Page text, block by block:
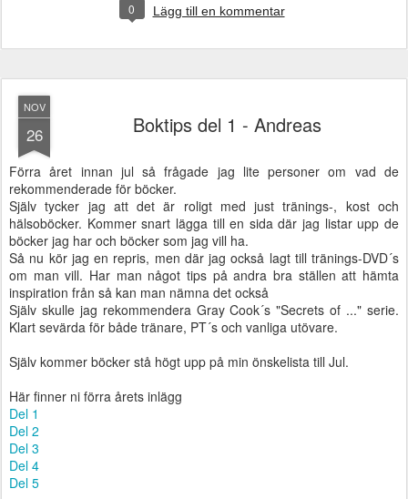
0 Lägg till en kommentar
NOV
26 Boktips del 1 - Andreas
Förra året innan jul så frågade jag lite personer om vad de
rekommenderade för böcker.
Själv tycker jag att det är roligt med just tränings-, kost och
hälsoböcker. Kommer snart lägga till en sida där jag listar upp de
böcker jag har och böcker som jag vill ha.
Så nu kör jag en repris, men där jag också lagt till tränings-DVD´s
om man vill. Har man något tips på andra bra ställen att hämta
inspiration från så kan man nämna det också
Själv skulle jag rekommendera Gray Cook´s "Secrets of ..." serie.
Klart sevärda för både tränare, PT´s och vanliga utövare.
Själv kommer böcker stå högt upp på min önskelista till Jul.
Här finner ni förra årets inlägg
Del 1
Del 2
Del 3
Del 4
Del 5